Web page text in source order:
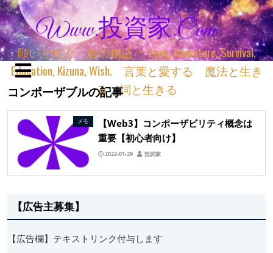
Www.投資家.com
願いと紡ぐ 君の物語 ＊ Love, Adventure, Survival,
Education, Kizuna, Wish. 言葉と愛する 魔法と生き
る 詞と生きる
コンポーザブルの記事
メモ
【Web3】コンポーザビリティ概念は
重要【初心者向け】
2022-01-29 投詞家
【広告主募集】
【広告欄】テキストリンク付与します